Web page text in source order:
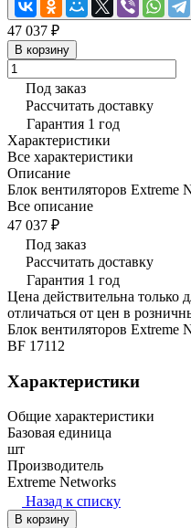
47 037 ₽
В корзину
Под заказ
Рассчитать доставку
Гарантия 1 год
Характеристики
Все характеристики
Описание
Блок вентиляторов Extreme
Все описание
47 037 ₽
Под заказ
Рассчитать доставку
Гарантия 1 год
Цена действительна только
отличаться от цен в
Блок вентиляторов Extreme
BF 17112
Характеристики
Общие характеристики
Базовая единица
шт
Производитель
Extreme Networks
Назад к списку
В корзину